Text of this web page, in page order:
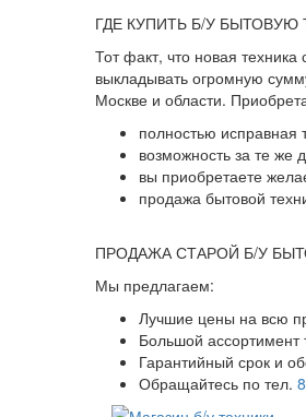
ГДЕ КУПИТЬ Б/У БЫТОВУЮ
Тот факт, что новая
выкладывать огромную
Москве и области.
полностью исправная
возможность за те же
вы приобретаете
продажа бытовой
ПРОДАЖА СТАРОЙ Б/У
Мы предлагаем:
Лучшие цены на всю
Большой ассортимент
Гарантийный срок и
Обращайтесь по тел.